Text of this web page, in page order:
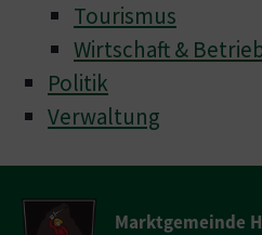
Tourismus
Wirtschaft &
Politik
Verwaltung
Marktgemeinde